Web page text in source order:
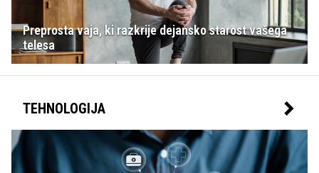
Preprosta vaja, ki razkrije dejansko starost vašega
telesa
TEHNOLOGIJA